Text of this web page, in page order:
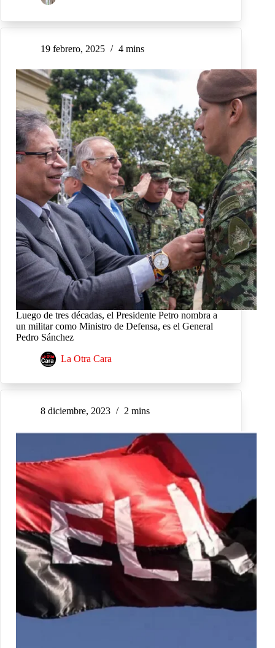
19 febrero, 2025 4 mins
Luego de tres décadas, el Presidente Petro nombra a
un militar como Ministro de Defensa, es el General
Pedro Sánchez
La Otra Cara
8 diciembre, 2023 2 mins